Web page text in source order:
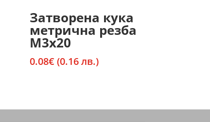
Затворена кука
метрична резба
М3х20
0.08€ (0.16 лв.)